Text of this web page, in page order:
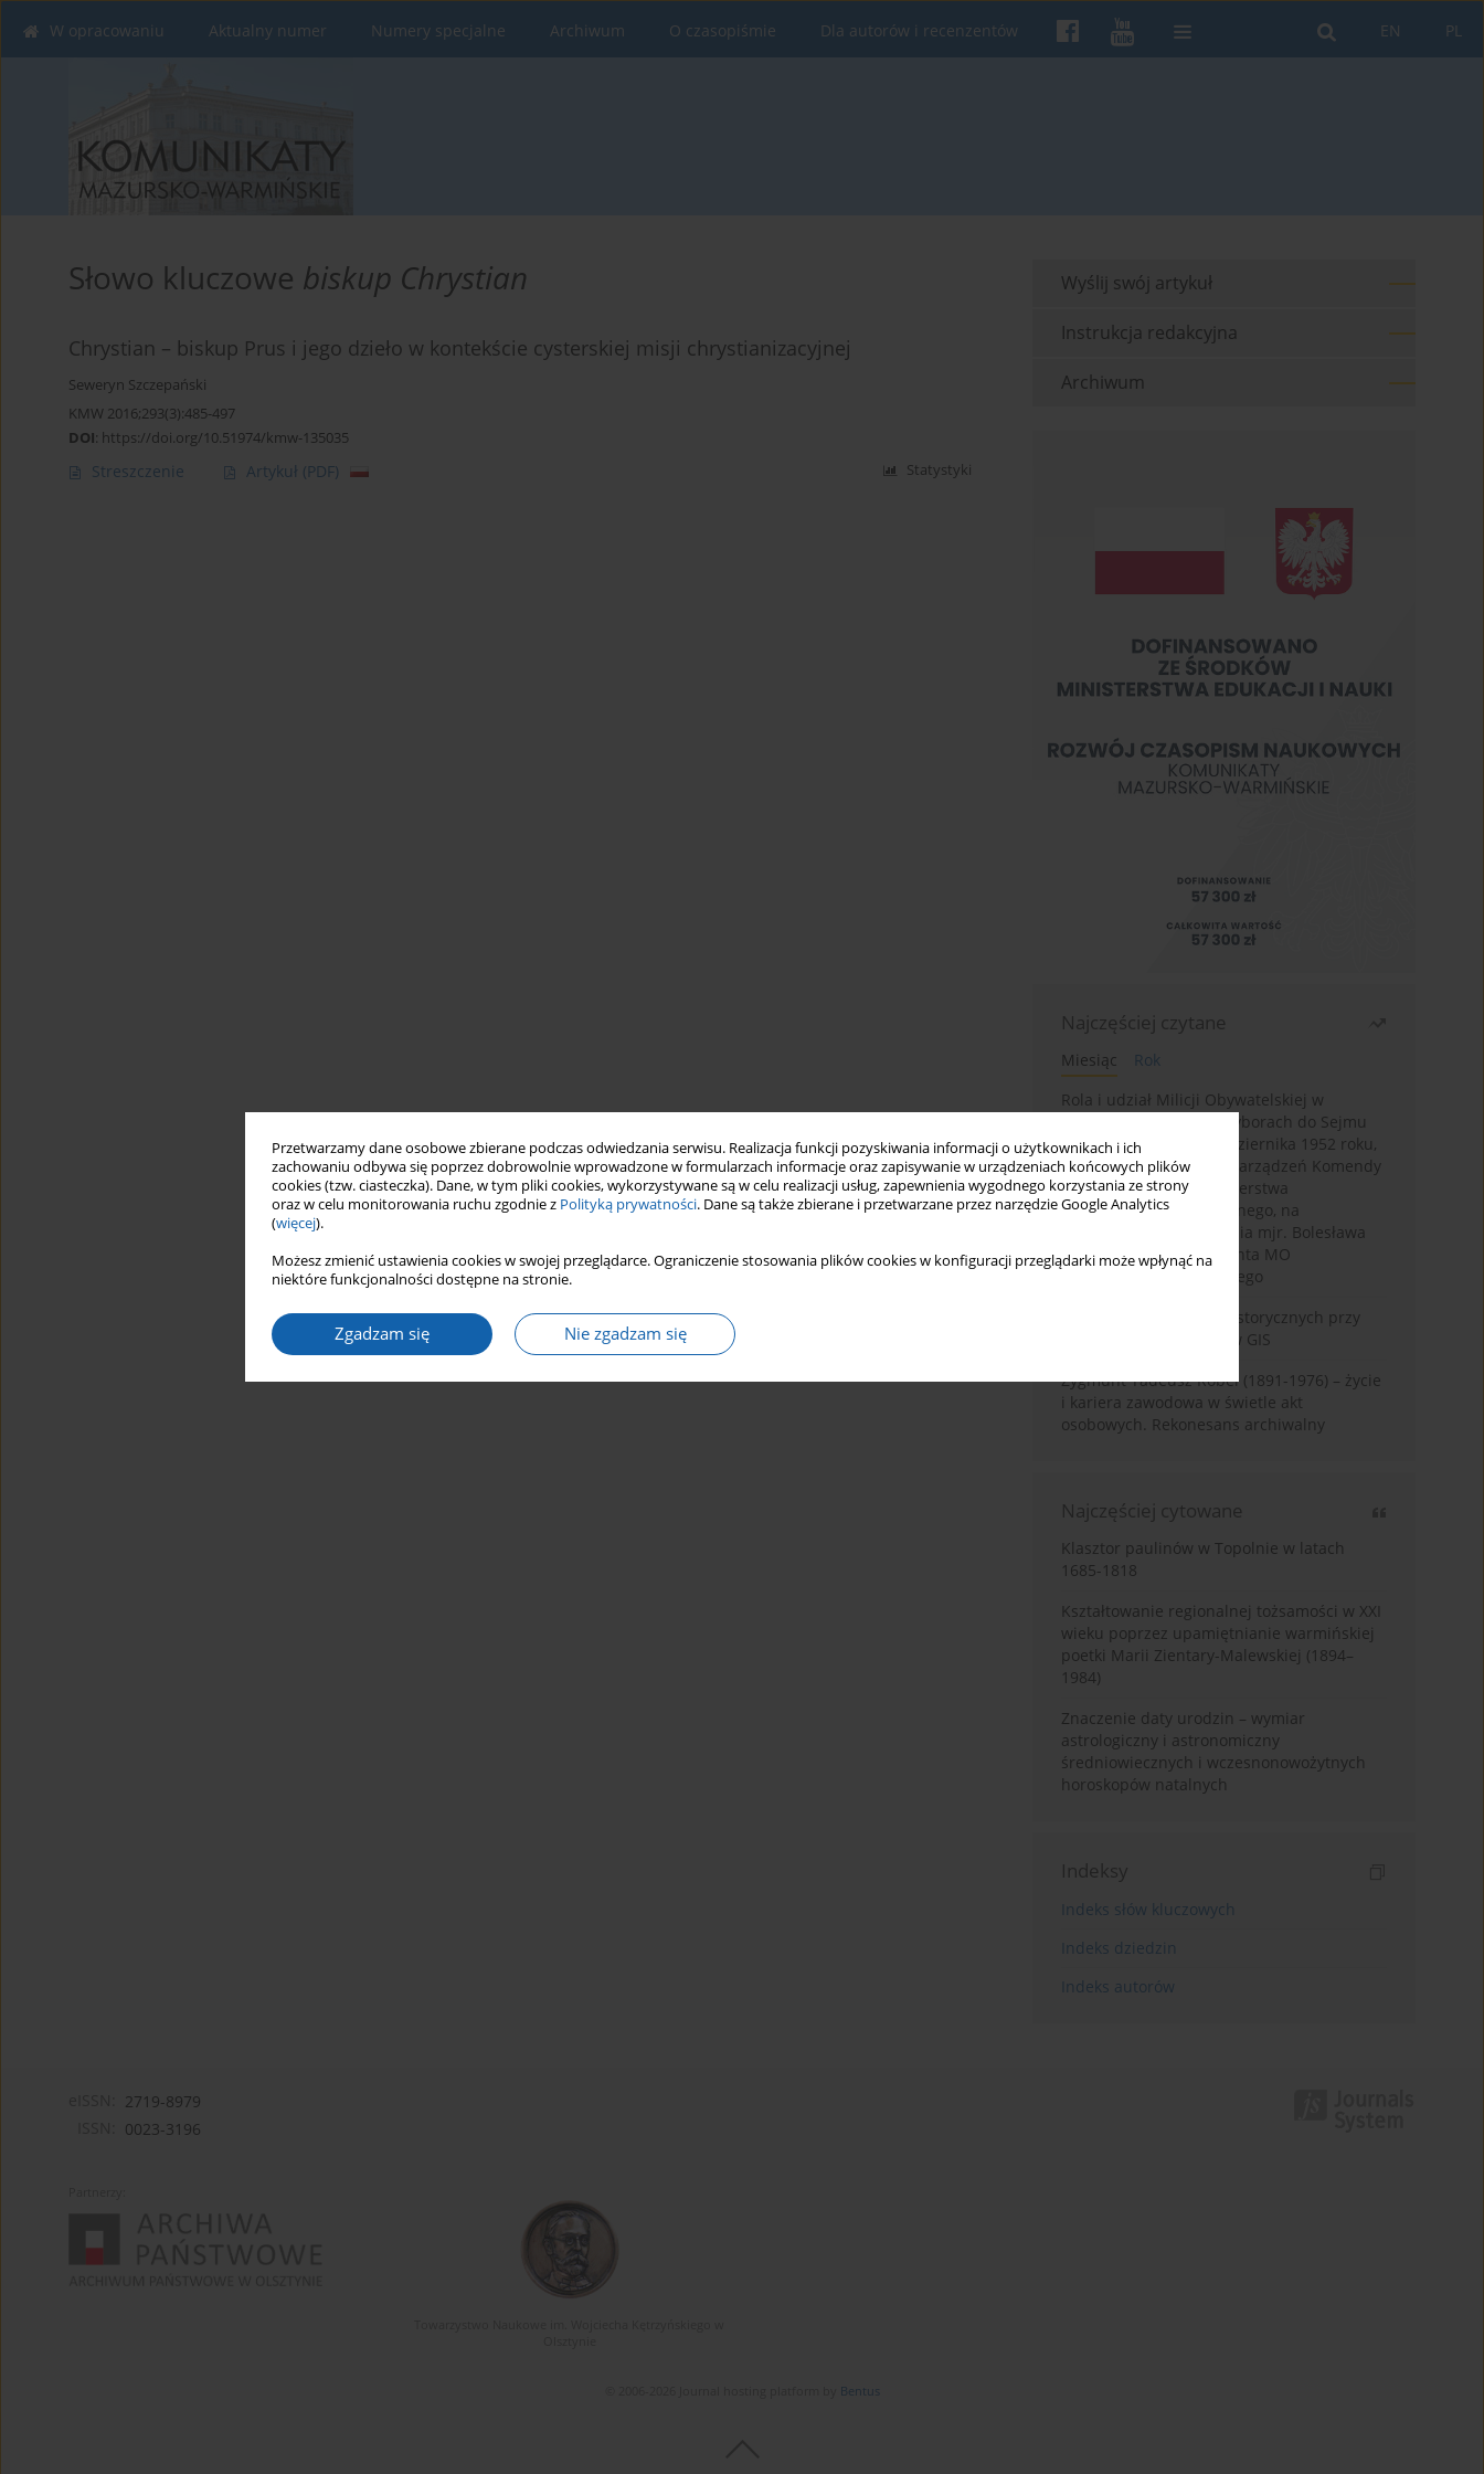
Przetwarzamy dane osobowe zbierane podczas odwiedzania serwisu. Realizacja funkcji pozyskiwania informacji o użytkownikach i ich
zachowaniu odbywa się poprzez dobrowolnie wprowadzone w formularzach informacje oraz zapisywanie w urządzeniach końcowych plików
cookies (tzw. ciasteczka). Dane, w tym pliki cookies, wykorzystywane są w celu realizacji usług, zapewnienia wygodnego korzystania ze strony
oraz w celu monitorowania ruchu zgodnie z Polityką prywatności. Dane są także zbierane i przetwarzane przez narzędzie Google Analytics
(więcej).
Możesz zmienić ustawienia cookies w swojej przeglądarce. Ograniczenie stosowania plików cookies w konfiguracji przeglądarki może wpłynąć na
niektóre funkcjonalności dostępne na stronie.
Zgadzam się Nie zgadzam się
PL
EN
W opracowaniu Aktualny numer Numery specjalne Archiwum O czasopiśmie Dla autorów i recenzentów
Słowo kluczowe biskup Chrystian
Chrystian – biskup Prus i jego dzieło w kontekście cysterskiej misji chrystianizacyjnej
Seweryn Szczepański
KMW 2016;293(3):485-497
DOI: https://doi.org/10.51974/kmw-135035
Streszczenie Artykuł (PDF) Statystyki
Wyślij swój artykuł
Instrukcja redakcyjna
Archiwum
Najczęściej czytane
Miesiąc
Rok
Rola i udział Milicji Obywatelskiej w
kampanii wyborczej i wyborach do Sejmu
PRL I kadencji z 26 października 1952 roku,
w świetle wytycznych i zarządzeń Komendy
Głównej MO oraz Ministerstwa
Bezpieczeństwa Publicznego, na
przykładzie sprawozdania mjr. Bolesława
Wyszyńskiego komendanta MO
województwa olsztyńskiego
Granica w badaniach historycznych przy
wykorzystaniu serwerów GIS
Zygmunt Tadeusz Robel (1891-1976) – życie
i kariera zawodowa w świetle akt
osobowych. Rekonesans archiwalny
Najczęściej cytowane
Klasztor paulinów w Topolnie w latach
1685-1818
Kształtowanie regionalnej tożsamości w XXI
wieku poprzez upamiętnianie warmińskiej
poetki Marii Zientary-Malewskiej (1894–
1984)
Znaczenie daty urodzin – wymiar
astrologiczny i astronomiczny
średniowiecznych i wczesnonowożytnych
horoskopów natalnych
Indeksy
Indeks słów kluczowych
Indeks dziedzin
Indeks autorów
2719-8979
0023-3196
Bentus